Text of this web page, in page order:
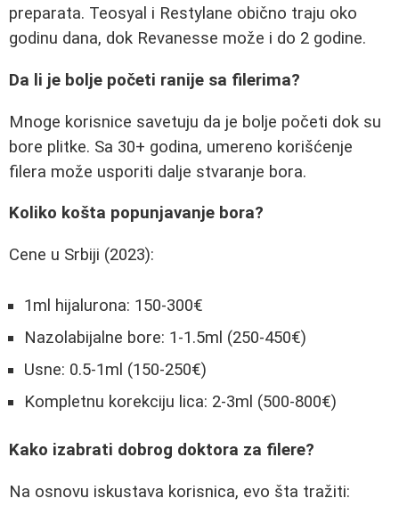
preparata. Teosyal i Restylane obično traju oko
godinu dana, dok Revanesse može i do 2 godine.
Da li je bolje početi ranije sa filerima?
Mnoge korisnice savetuju da je bolje početi dok su
bore plitke. Sa 30+ godina, umereno korišćenje
filera može usporiti dalje stvaranje bora.
Koliko košta popunjavanje bora?
Cene u Srbiji (2023):
1ml hijalurona: 150-300€
Nazolabijalne bore: 1-1.5ml (250-450€)
Usne: 0.5-1ml (150-250€)
Kompletnu korekciju lica: 2-3ml (500-800€)
Kako izabrati dobrog doktora za filere?
Na osnovu iskustava korisnica, evo šta tražiti: